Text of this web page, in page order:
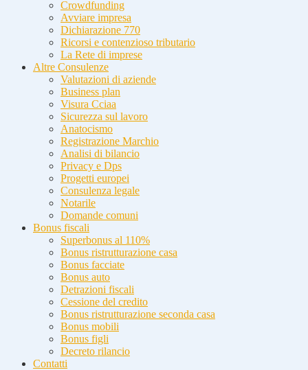
Crowdfunding
Avviare impresa
Dichiarazione 770
Ricorsi e contenzioso tributario
La Rete di imprese
Altre Consulenze
Valutazioni di aziende
Business plan
Visura Cciaa
Sicurezza sul lavoro
Anatocismo
Registrazione Marchio
Analisi di bilancio
Privacy e Dps
Progetti europei
Consulenza legale
Notarile
Domande comuni
Bonus fiscali
Superbonus al 110%
Bonus ristrutturazione casa
Bonus facciate
Bonus auto
Detrazioni fiscali
Cessione del credito
Bonus ristrutturazione seconda casa
Bonus mobili
Bonus figli
Decreto rilancio
Contatti